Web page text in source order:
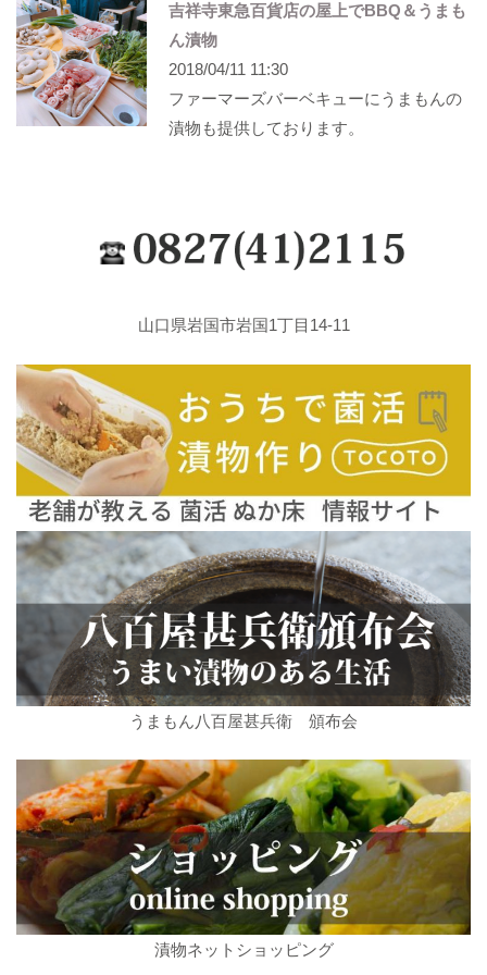
吉祥寺東急百貨店の屋上でBBQ＆うまも
ん漬物
2018/04/11 11:30
ファーマーズバーベキューにうまもんの
漬物も提供しております。
山口県岩国市岩国1丁目14-11
うまもん八百屋甚兵衛 頒布会
漬物ネットショッピング